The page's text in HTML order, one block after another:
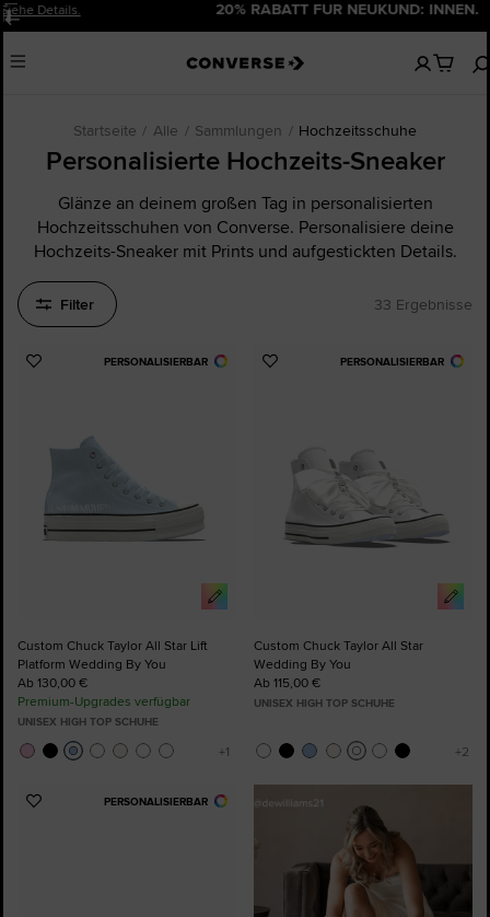
Pause 20% RABATT FÜR NEUKUND: INNEN. Jetzt Anmelden!
Menu
Keine
artikel
Startseite Alle Sammlungen Hochzeitsschuhe
Personalisierte Hochzeits-Sneaker
Glänze an deinem großen Tag in personalisierten
Hochzeitsschuhen von Converse. Personalisiere deine
Hochzeits-Sneaker mit Prints und aufgestickten Details.
Filter 33 Ergebnisse
PERSONALISIERBAR
Zu
Custom Chuck Taylor All Star Lift
Platform Wedding By You
Ab 130,00 €
Premium-Upgrades verfügbar
UNISEX HIGH TOP SCHUHE
PERSONALISIERBAR
Zu
Custom Chuck Taylor All Star
Wedding By You
Ab 115,00 €
UNISEX HIGH TOP SCHUHE
PERSONALISIERBAR
Zu